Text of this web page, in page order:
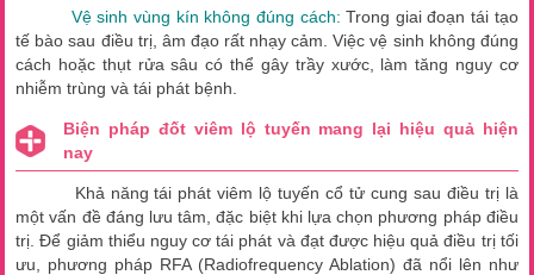
Vệ sinh vùng kín không đúng cách: Trong giai đoạn tái tạo
tế bào sau điều trị, âm đạo rất nhạy cảm. Việc vệ sinh không đúng
cách hoặc thụt rửa sâu có thể gây trầy xước, làm tăng nguy cơ
nhiễm trùng và tái phát bệnh.
Biện pháp đốt viêm lộ tuyến mang lại hiệu quả hiện
nay
Khả năng tái phát viêm lộ tuyến cổ tử cung sau điều trị là
một vấn đề đáng lưu tâm, đặc biệt khi lựa chọn phương pháp điều
trị. Để giảm thiểu nguy cơ tái phát và đạt được hiệu quả điều trị tối
ưu, phương pháp RFA (Radiofrequency Ablation) đã nổi lên như